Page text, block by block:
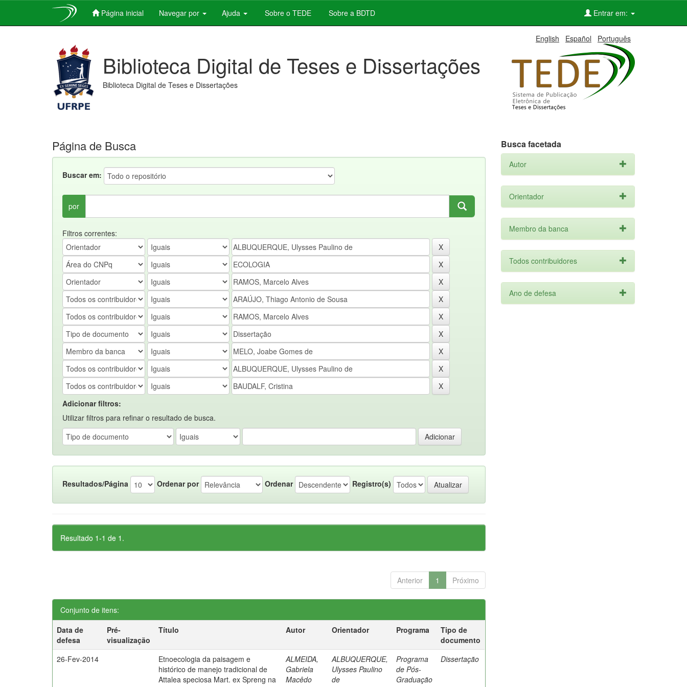
Página inicial Navegar por Ajuda Sobre o TEDE Sobre a BDTD Entrar em:
English Español Português
Biblioteca Digital de Teses e Dissertações
Biblioteca Digital de Teses e Dissertações
Página de Busca
Buscar em:
por
Filtros correntes:
Adicionar filtros:
Utilizar filtros para refinar o resultado de busca.
Resultados/Página Ordenar por Ordenar Registro(s)
Resultado 1-1 de 1.
Anterior 1 Próximo
Conjunto de itens:
Data de
defesa
Pré-
visualização
Título Autor Orientador Programa
Tipo de
documento
26-Fev-2014
Etnoecologia da paisagem e
histórico de manejo tradicional de
Attalea speciosa Mart. ex Spreng na
ALMEIDA,
Gabriela
Macêdo
ALBUQUERQUE,
Ulysses Paulino
de
Programa
de Pós-
Graduação
Dissertação
Busca facetada
Autor
Orientador
Membro da banca
Todos contribuidores
Ano de defesa